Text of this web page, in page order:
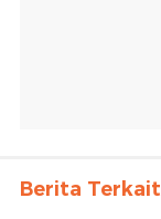
Berita Terkait